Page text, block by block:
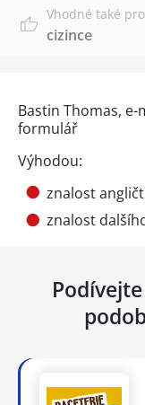
Vhodné také pro
cizince
Bastin Thomas, e-
formulář
Výhodou:
znalost
znalost